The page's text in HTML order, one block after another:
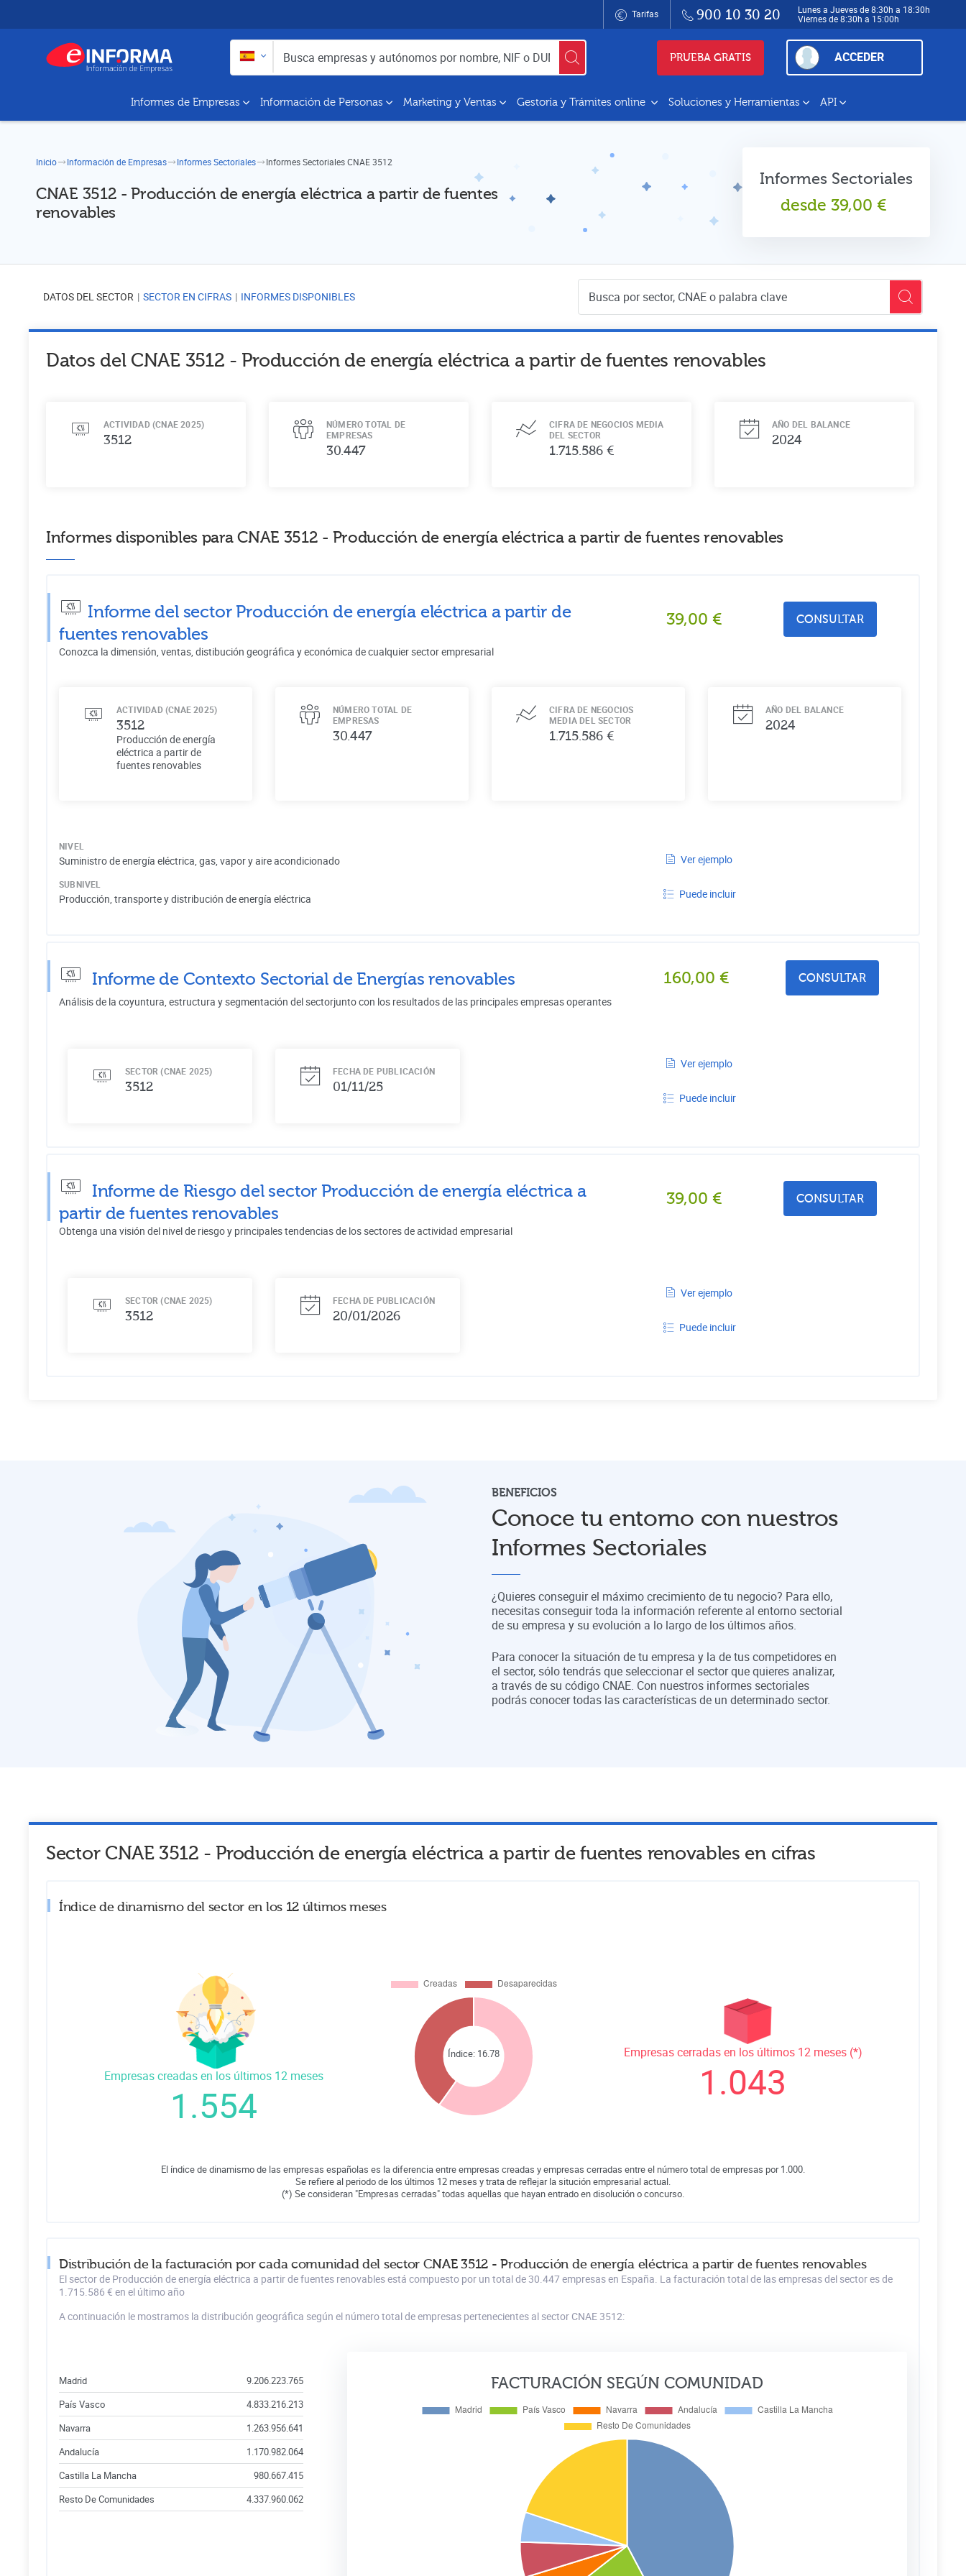
Tarifas 900 10 30 20
Lunes a Jueves de 8:30h a 18:30h
Viernes de 8:30h a 15:00h
PRUEBA GRATIS ACCEDER
Informes de Empresas Información de Personas Marketing y Ventas Gestoría y Trámites online Soluciones y Herramientas API
Inicio Información de Empresas Informes Sectoriales Informes Sectoriales CNAE 3512
CNAE 3512 - Producción de energía eléctrica a partir de fuentes
renovables
Informes Sectoriales
desde 39,00 €
DATOS DEL SECTOR SECTOR EN CIFRAS INFORMES DISPONIBLES
Datos del CNAE 3512 - Producción de energía eléctrica a partir de fuentes renovables
ACTIVIDAD (CNAE 2025)
3512
NÚMERO TOTAL DE
EMPRESAS
30.447
CIFRA DE NEGOCIOS MEDIA
DEL SECTOR
1.715.586 €
AÑO DEL BALANCE
2024
Informes disponibles para CNAE 3512 - Producción de energía eléctrica a partir de fuentes renovables
Informe del sector Producción de energía eléctrica a partir de
fuentes renovables
39,00 € CONSULTAR
Conozca la dimensión, ventas, distibución geográfica y económica de cualquier sector empresarial
ACTIVIDAD (CNAE 2025)
3512
Producción de energía
eléctrica a partir de
fuentes renovables
NÚMERO TOTAL DE
EMPRESAS
30.447
CIFRA DE NEGOCIOS
MEDIA DEL SECTOR
1.715.586 €
AÑO DEL BALANCE
2024
NIVEL
Suministro de energía eléctrica, gas, vapor y aire acondicionado
SUBNIVEL
Producción, transporte y distribución de energía eléctrica
Ver ejemplo
Puede incluir
Informe de Contexto Sectorial de Energías renovables 160,00 € CONSULTAR
Análisis de la coyuntura, estructura y segmentación del sectorjunto con los resultados de las principales empresas operantes
SECTOR (CNAE 2025)
3512
FECHA DE PUBLICACIÓN
01/11/25
Ver ejemplo
Puede incluir
Informe de Riesgo del sector Producción de energía eléctrica a
partir de fuentes renovables
39,00 € CONSULTAR
Obtenga una visión del nivel de riesgo y principales tendencias de los sectores de actividad empresarial
SECTOR (CNAE 2025)
3512
FECHA DE PUBLICACIÓN
20/01/2026
Ver ejemplo
Puede incluir
BENEFICIOS
Conoce tu entorno con nuestros
Informes Sectoriales
¿Quieres conseguir el máximo crecimiento de tu negocio? Para ello,
necesitas conseguir toda la información referente al entorno sectorial
de su empresa y su evolución a lo largo de los últimos años.
Para conocer la situación de tu empresa y la de tus competidores en
el sector, sólo tendrás que seleccionar el sector que quieres analizar,
a través de su código CNAE. Con nuestros informes sectoriales
podrás conocer todas las características de un determinado sector.
Sector CNAE3512 - Producción de energía eléctrica a partir de fuentes renovables en cifras
Índice de dinamismo del sector en los 12 últimos meses
Empresas creadas en los últimos 12 meses
1.554
Índice: 16.78 Empresas cerradas en los últimos 12 meses (*)
1.043
El índice de dinamismo de las empresas españolas es la diferencia entre empresas creadas y empresas cerradas entre el número total de empresas por 1.000.
Se refiere al periodo de los últimos 12 meses y trata de reflejar la situción empresarial actual.
(*) Se consideran "Empresas cerradas" todas aquellas que hayan entrado en disolución o concurso.
Distribución de la facturación por cada comunidad del sector CNAE 3512 - Producción de energía eléctrica a partir de fuentes renovables
El sector de Producción de energía eléctrica a partir de fuentes renovables está compuesto por un total de 30.447 empresas en España. La facturación total de las empresas del sector es de
1.715.586 € en el último año
A continuación le mostramos la distribución geográfica según el número total de empresas pertenecientes al sector CNAE 3512:
Madrid
9.206.223.765
País Vasco
4.833.216.213
Navarra
1.263.956.641
Andalucía
1.170.982.064
Castilla La Mancha
980.667.415
Resto De Comunidades
4.337.960.062
FACTURACIÓN SEGÚN COMUNIDAD